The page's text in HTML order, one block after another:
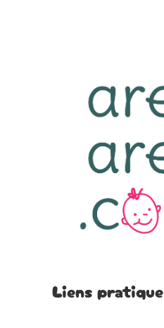
Liens pratique